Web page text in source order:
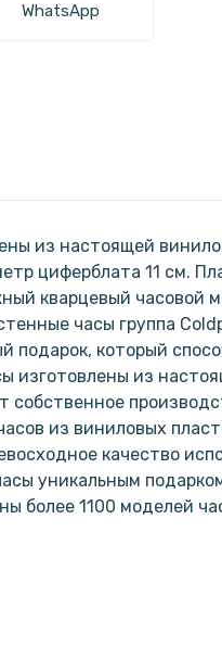
WhatsApp
из настоящей
циферблата 11 см.
кварцевый часовой
часы группа
подарок, который
изготовлены из
собственное
из виниловых
качество
уникальным
более 1100 моделей